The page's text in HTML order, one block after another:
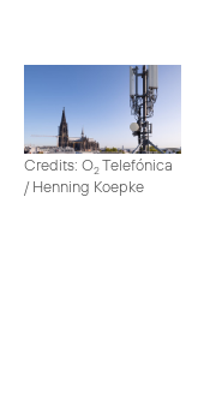
Credits: O2Telefónica
/ Henning Koepke